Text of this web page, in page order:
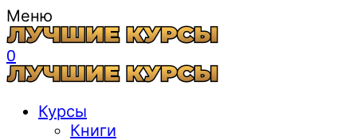
Меню
0
Курсы
Книги